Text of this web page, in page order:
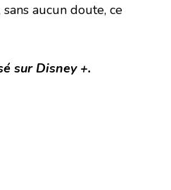
aucun doute, ce
sur Disney +.